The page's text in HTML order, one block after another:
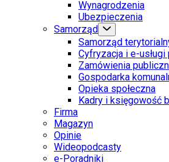
Wynagrodzenia
Ubezpieczenia
Samorząd
Samorząd
Cyfryzacja i e-
Zamówienia
Gospodarka
Opieka społeczna
Kadry i księgowość
Firma
Magazyn
Opinie
Wideopodcasty
e-Poradniki